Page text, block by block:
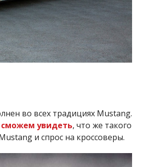
во всех традициях Mustang.
увидеть, что же такого
и спрос на кроссоверы.